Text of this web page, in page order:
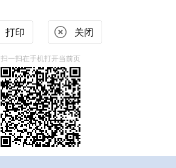
打印 关闭
扫一扫在手机打开当前页